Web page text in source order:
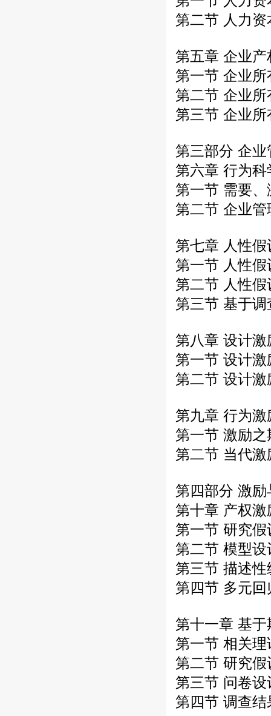
第二节 人力
第五章 企业
第一节 企业所
第二节 企业
第三节 企业
第三部分 企
第六章 行为
第一节 需要
第二节 企业
第七章 人性
第一节 人性
第二节 人性
第三节 基于
第八章 设计
第一节 设计
第二节 设计
第九章 行为
第一节 激励
第二节 当代
第四部分 激
第十章 产权
第一节 研究
第二节 模型
第三节 描述
第四节 多元
第十一章 基
第一节 相关
第二节 研究
第三节 问卷
第四节 调查